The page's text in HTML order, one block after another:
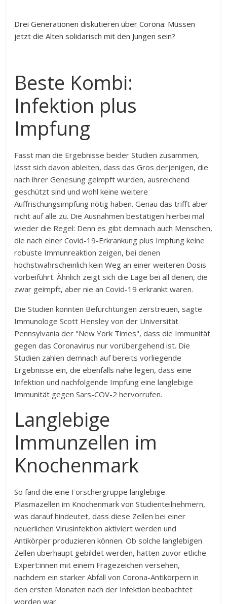
Drei Generationen diskutieren über Corona: Müssen
jetzt die Alten solidarisch mit den Jungen sein?
Beste Kombi:
Infektion plus
Impfung
Fasst man die Ergebnisse beider Studien zusammen,
lässt sich davon ableiten, dass das Gros derjenigen, die
nach ihrer Genesung geimpft wurden, ausreichend
geschützt sind und wohl keine weitere
Auffrischungsimpfung nötig haben. Genau das trifft aber
nicht auf alle zu. Die Ausnahmen bestätigen hierbei mal
wieder die Regel: Denn es gibt demnach auch Menschen,
die nach einer Covid-19-Erkrankung plus Impfung keine
robuste Immunreaktion zeigen, bei denen
höchstwahrscheinlich kein Weg an einer weiteren Dosis
vorbeiführt. Ähnlich zeigt sich die Lage bei all denen, die
zwar geimpft, aber nie an Covid-19 erkrankt waren.
Die Studien könnten Befürchtungen zerstreuen, sagte
Immunologe Scott Hensley von der Universität
Pennsylvania der "New York Times", dass die Immunität
gegen das Coronavirus nur vorübergehend ist. Die
Studien zahlen demnach auf bereits vorliegende
Ergebnisse ein, die ebenfalls nahe legen, dass eine
Infektion und nachfolgende Impfung eine langlebige
Immunität gegen Sars-COV-2 hervorrufen.
Langlebige
Immunzellen im
Knochenmark
So fand die eine Forschergruppe langlebige
Plasmazellen im Knochenmark von Studienteilnehmern,
was darauf hindeutet, dass diese Zellen bei einer
neuerlichen Virusinfektion aktiviert werden und
Antikörper produzieren können. Ob solche langlebigen
Zellen überhaupt gebildet werden, hatten zuvor etliche
Expert:innen mit einem Fragezeichen versehen,
nachdem ein starker Abfall von Corona-Antikörpern in
den ersten Monaten nach der Infektion beobachtet
worden war.